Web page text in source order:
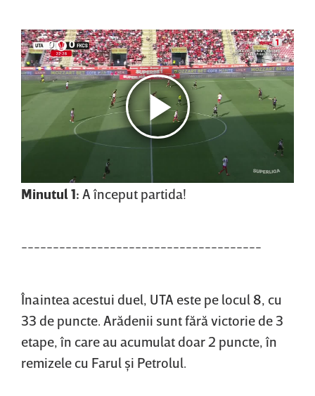
Minutul 1: A început partida!
--------------------------------------
Înaintea acestui duel, UTA este pe locul 8, cu
33 de puncte. Arădenii sunt fără victorie de 3
etape, în care au acumulat doar 2 puncte, în
remizele cu Farul şi Petrolul.